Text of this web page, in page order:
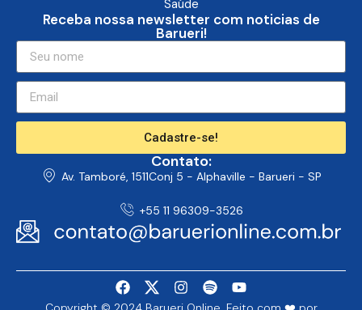
Saúde
Receba nossa newsletter com noticias de
Barueri!
Cadastre-se!
Contato:
Av. Tamboré, 1511Conj 5 - Alphaville - Barueri - SP
+55 11 96309-3526